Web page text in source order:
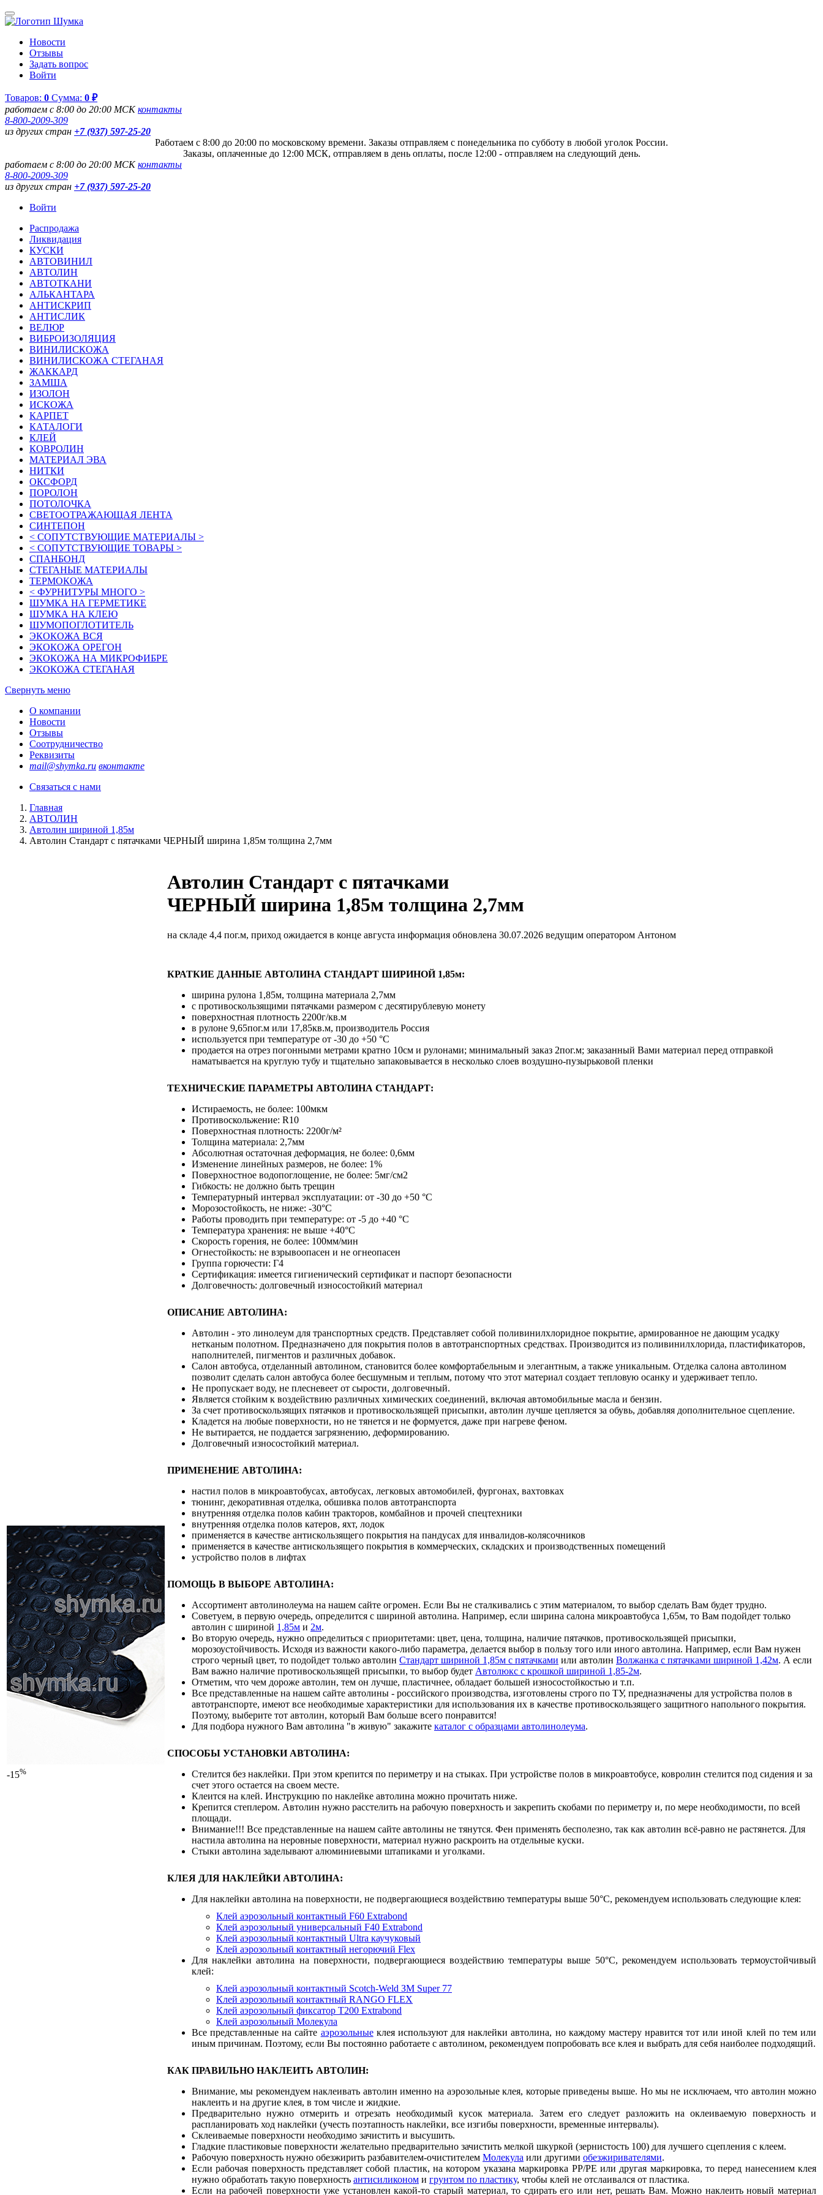
Новости
Отзывы
Задать вопрос
Войти
Товаров: 0 Сумма: 0 ₽
работаем с 8:00 до 20:00 МСКконтакты
8-800-2009-309
из других стран +7 (937) 597-25-20
Работаем с 8:00 до 20:00 по московскому времени. Заказы отправляем с понедельника по субботу в любой уголок России.
Заказы, оплаченные до 12:00 МСК, отправляем в день оплаты, после 12:00 - отправляем на следующий день.
работаем с 8:00 до 20:00 МСКконтакты
8-800-2009-309
из других стран +7 (937) 597-25-20
Войти
Распродажа
Ликвидация
КУСКИ
АВТОВИНИЛ
АВТОЛИН
АВТОТКАНИ
АЛЬКАНТАРА
АНТИСКРИП
АНТИСЛИК
ВЕЛЮР
ВИБРОИЗОЛЯЦИЯ
ВИНИЛИСКОЖА
ВИНИЛИСКОЖА СТЕГАНАЯ
ЖАККАРД
ЗАМША
ИЗОЛОН
ИСКОЖА
КАРПЕТ
КАТАЛОГИ
КЛЕЙ
КОВРОЛИН
МАТЕРИАЛ ЭВА
НИТКИ
ОКСФОРД
ПОРОЛОН
ПОТОЛОЧКА
СВЕТООТРАЖАЮЩАЯ ЛЕНТА
СИНТЕПОН
< СОПУТСТВУЮЩИЕ МАТЕРИАЛЫ >
< СОПУТСТВУЮЩИЕ ТОВАРЫ >
СПАНБОНД
СТЕГАНЫЕ МАТЕРИАЛЫ
ТЕРМОКОЖА
< ФУРНИТУРЫ МНОГО >
ШУМКА НА ГЕРМЕТИКЕ
ШУМКА НА КЛЕЮ
ШУМОПОГЛОТИТЕЛЬ
ЭКОКОЖА ВСЯ
ЭКОКОЖА ОРЕГОН
ЭКОКОЖА НА МИКРОФИБРЕ
ЭКОКОЖА СТЕГАНАЯ
Свернуть меню
О компании
Новости
Отзывы
Соотрудничество
Реквизиты
mail@shymka.ru вконтакте
Связаться с нами
Главная
АВТОЛИН
Автолин шириной 1,85м
Автолин Стандарт с пятачками ЧЕРНЫЙ ширина 1,85м толщина 2,7мм
-15%
Автолин Стандарт с пятачками
ЧЕРНЫЙ ширина 1,85м толщина 2,7мм
на складе 4,4 пог.м, приход ожидается в конце августа информация обновлена 30.07.2026 ведущим оператором Антоном
КРАТКИЕ ДАННЫЕ АВТОЛИНА СТАНДАРТ ШИРИНОЙ 1,85м:
ширина рулона 1,85м, толщина материала 2,7мм
с противоскользящими пятачками размером с десятирублевую монету
поверхностная плотность 2200г/кв.м
в рулоне 9,65пог.м или 17,85кв.м, производитель Россия
используется при температуре от -30 до +50 °С
продается на отрез погонными метрами кратно 10см и рулонами; минимальный заказ 2пог.м; заказанный Вами материал перед отправкой
наматывается на круглую тубу и тщательно запаковывается в несколько слоев воздушно-пузырьковой пленки
ТЕХНИЧЕСКИЕ ПАРАМЕТРЫ АВТОЛИНА СТАНДАРТ:
Истираемость, не более: 100мкм
Противоскольжение: R10
Поверхностная плотность: 2200г/м²
Толщина материала: 2,7мм
Абсолютная остаточная деформация, не более: 0,6мм
Изменение линейных размеров, не более: 1%
Поверхностное водопоглощение, не более: 5мг/см2
Гибкость: не должно быть трещин
Температурный интервал эксплуатации: от -30 до +50 °С
Морозостойкость, не ниже: -30°С
Работы проводить при температуре: от -5 до +40 °С
Температура хранения: не выше +40°С
Скорость горения, не более: 100мм/мин
Огнестойкость: не взрывоопасен и не огнеопасен
Группа горючести: Г4
Сертификация: имеется гигиенический сертификат и паспорт безопасности
Долговечность: долговечный износостойкий материал
ОПИСАНИЕ АВТОЛИНА:
Автолин - это линолеум для транспортных средств. Представляет собой поливинилхлоридное покрытие, армированное не дающим усадку
нетканым полотном. Предназначено для покрытия полов в автотранспортных средствах. Производится из поливинилхлорида, пластификаторов,
наполнителей, пигментов и различных добавок.
Салон автобуса, отделанный автолином, становится более комфортабельным и элегантным, а также уникальным. Отделка салона автолином
позволит сделать салон автобуса более бесшумным и теплым, потому что этот материал создает тепловую осанку и удерживает тепло.
Не пропускает воду, не плесневеет от сырости, долговечный.
Является стойким к воздействию различных химических соединений, включая автомобильные масла и бензин.
За счет противоскользящих пятачков и противоскользящей присыпки, автолин лучше цепляется за обувь, добавляя дополнительное сцепление.
Кладется на любые поверхности, но не тянется и не формуется, даже при нагреве феном.
Не вытирается, не поддается загрязнению, деформированию.
Долговечный износостойкий материал.
ПРИМЕНЕНИЕ АВТОЛИНА:
настил полов в микроавтобусах, автобусах, легковых автомобилей, фургонах, вахтовках
тюнинг, декоративная отделка, обшивка полов автотранспорта
внутренняя отделка полов кабин тракторов, комбайнов и прочей спецтехники
внутренняя отделка полов катеров, яхт, лодок
применяется в качестве антискользящего покрытия на пандусах для инвалидов-колясочников
применяется в качестве антискользящего покрытия в коммерческих, складских и производственных помещений
устройство полов в лифтах
ПОМОЩЬ В ВЫБОРЕ АВТОЛИНА:
Ассортимент автолинолеума на нашем сайте огромен. Если Вы не сталкивались с этим материалом, то выбор сделать Вам будет трудно.
Советуем, в первую очередь, определится с шириной автолина. Например, если ширина салона микроавтобуса 1,65м, то Вам подойдет только
автолин с шириной 1,85м и 2м.
Во вторую очередь, нужно определиться с приоритетами: цвет, цена, толщина, наличие пятачков, противоскользящей присыпки,
морозоустойчивость. Исходя из важности какого-либо параметра, делается выбор в пользу того или иного автолина. Например, если Вам нужен
строго черный цвет, то подойдет только автолин Стандарт шириной 1,85м с пятачками или автолин Волжанка с пятачками шириной 1,42м. А если
Вам важно наличие противоскользящей присыпки, то выбор будет Автолюкс с крошкой шириной 1,85-2м.
Отметим, что чем дороже автолин, тем он лучше, пластичнее, обладает большей износостойкостью и т.п.
Все представленные на нашем сайте автолины - российского производства, изготовлены строго по ТУ, предназначены для устройства полов в
автотранспорте, имеют все необходимые характеристики для использования их в качестве противоскользящего защитного напольного покрытия.
Поэтому, выберите тот автолин, который Вам больше всего понравится!
Для подбора нужного Вам автолина "в живую" закажите каталог с образцами автолинолеума.
СПОСОБЫ УСТАНОВКИ АВТОЛИНА:
Стелится без наклейки. При этом крепится по периметру и на стыках. При устройстве полов в микроавтобусе, ковролин стелится под сидения и за
счет этого остается на своем месте.
Клеится на клей. Инструкцию по наклейке автолина можно прочитать ниже.
Крепится степлером. Автолин нужно расстелить на рабочую поверхность и закрепить скобами по периметру и, по мере необходимости, по всей
площади.
Внимание!!! Все представленные на нашем сайте автолины не тянутся. Фен применять бесполезно, так как автолин всё-равно не растянется. Для
настила автолина на неровные поверхности, материал нужно раскроить на отдельные куски.
Стыки автолина заделывают алюминиевыми штапиками и уголками.
КЛЕЯ ДЛЯ НАКЛЕЙКИ АВТОЛИНА:
Для наклейки автолина на поверхности, не подвергающиеся воздействию температуры выше 50°С, рекомендуем использовать следующие клея:
Клей аэрозольный контактный F60 Extrabond
Клей аэрозольный универсальный F40 Extrabond
Клей аэрозольный контактный Ultra каучуковый
Клей аэрозольный контактный негорючий Flex
Для наклейки автолина на поверхности, подвергающиеся воздействию температуры выше 50°С, рекомендуем использовать термоустойчивый
клей:
Клей аэрозольный контактный Scotch-Weld ЗМ Super 77
Клей аэрозольный контактный RANGO FLEX
Клей аэрозольный фиксатор T200 Extrabond
Клей аэрозольный Молекула
Все представленные на сайте аэрозольныеклея используют для наклейки автолина, но каждому мастеру нравится тот или иной клей по тем или
иным причинам. Поэтому, если Вы постоянно работаете с автолином, рекомендуем попробовать все клея и выбрать для себя наиболее подходящий.
КАК ПРАВИЛЬНО НАКЛЕИТЬ АВТОЛИН:
Внимание, мы рекомендуем наклеивать автолин именно на аэрозольные клея, которые приведены выше. Но мы не исключаем, что автолин можно
наклеить и на другие клея, в том числе и жидкие.
Предварительно нужно отмерить и отрезать необходимый кусок материала. Затем его следует разложить на оклеиваемую поверхность и
распланировать ход наклейки (учесть поэтапность наклейки, все изгибы поверхности, временные интервалы).
Склеиваемые поверхности необходимо зачистить и высушить.
Гладкие пластиковые поверхности желательно предварительно зачистить мелкой шкуркой (зернистость 100) для лучшего сцепления с клеем.
Рабочую поверхность нужно обезжирить разбавителем-очистителем Молекула или другими обезжиривателями.
Если рабочая поверхность представляет собой пластик, на котором указана маркировка PP/PE или другая маркировка, то перед нанесением клея
нужно обработать такую поверхность антисиликоном и грунтом по пластику, чтобы клей не отслаивался от пластика.
Если на рабочей поверхности уже установлен какой-то старый материал, то сдирать его или нет, решать Вам. Можно наклеить новый материал